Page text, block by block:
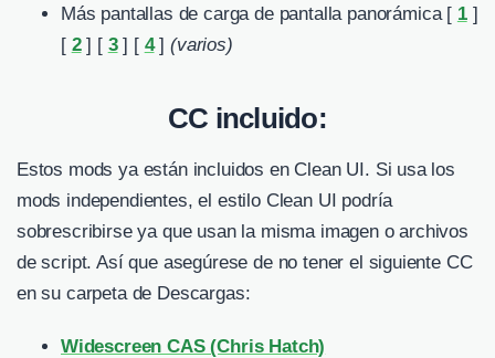
Más pantallas de carga de pantalla panorámica [ 1]
[ 2] [ 3] [ 4](varios)
CC incluido:
Estos mods ya están incluidos en Clean UI. Si usa los
mods independientes, el estilo Clean UI podría
sobrescribirse ya que usan la misma imagen o archivos
de script. Así que asegúrese de no tener el siguiente CC
en su carpeta de Descargas:
Widescreen CAS (Chris Hatch)